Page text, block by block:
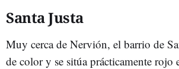
Santa Justa
Muy cerca de Nervión, el barrio de
de color y se sitúa prácticamente rojo